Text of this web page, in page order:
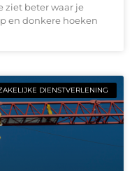
ziet beter waar je
en donkere hoeken
DIENSTVERLENING